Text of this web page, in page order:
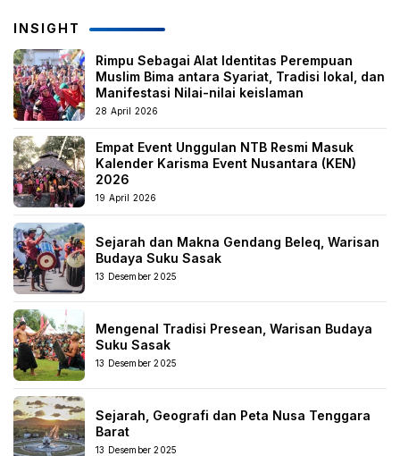
INSIGHT
Rimpu Sebagai Alat Identitas Perempuan
Muslim Bima antara Syariat, Tradisi lokal, dan
Manifestasi Nilai-nilai keislaman
28 April 2026
Empat Event Unggulan NTB Resmi Masuk
Kalender Karisma Event Nusantara (KEN)
2026
19 April 2026
Sejarah dan Makna Gendang Beleq, Warisan
Budaya Suku Sasak
13 Desember 2025
Mengenal Tradisi Presean, Warisan Budaya
Suku Sasak
13 Desember 2025
Sejarah, Geografi dan Peta Nusa Tenggara
Barat
13 Desember 2025